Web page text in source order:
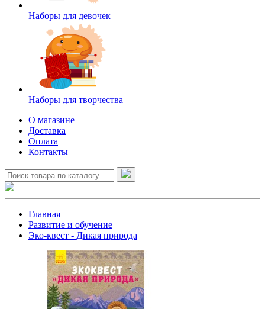
Наборы для девочек
Наборы для творчества
О магазине
Доставка
Оплата
Контакты
Главная
Развитие и обучение
Эко-квест - Дикая природа